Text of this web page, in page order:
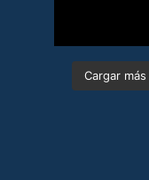
Cargar más